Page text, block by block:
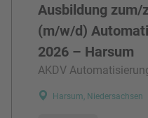
Ausbildung
(m/w/d)
2026 – Harsum
AKDV
Harsum, Niedersachsen